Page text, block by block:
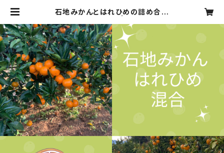
石地みかんとはれひめの詰め合わ